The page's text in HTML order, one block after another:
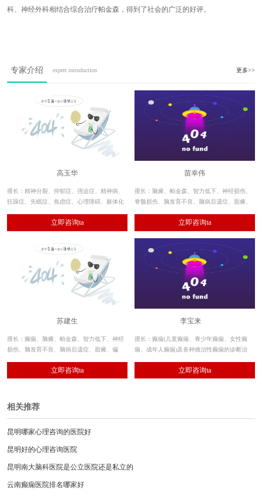
科、神经外科相结合综合治疗帕金森，得到了社会的广泛的好评。
专家介绍 expert introduction 更多>>
高玉华
擅长：精神分裂、抑郁症、强迫症、精神病、
狂躁症、失眠症、焦虑症、心理障碍、躯体化
对酒精、毒品依赖及戒断的诊疗也具有独到见
解，临床疗效显著。
立即咨询ta
苗幸伟
擅长：脑瘫、帕金森、智力低下、神经损伤、
脊髓损伤、脑发育不良、脑病后遗症、面瘫、
缩等神经系统疾病。立即咨询ta
苏建生
擅长：癫痫、脑瘫、帕金森、智力低下、神经
损伤、脑发育不良、脑病后遗症、面瘫、偏
系统疾病，对多学科诊疗康复体系有着独到见
立即咨询ta
李宝来
擅长：癫痫(儿童癫痫、青少年癫痫、女性癫
痫、成年人癫痫)及各种难治性癫痫的诊断治
立即咨询ta
相关推荐
昆明哪家心理咨询的医院好
昆明好的心理咨询医院
昆明南大脑科医院是公立医院还是私立的
云南癫痫医院排名哪家好